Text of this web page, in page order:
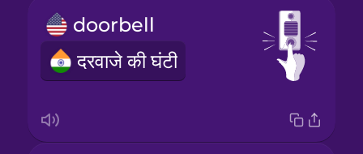
doorbell
दरवाजे की घंटी